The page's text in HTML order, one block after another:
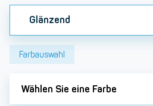
Glänzend
Farbauswahl
Wählen Sie eine Farbe